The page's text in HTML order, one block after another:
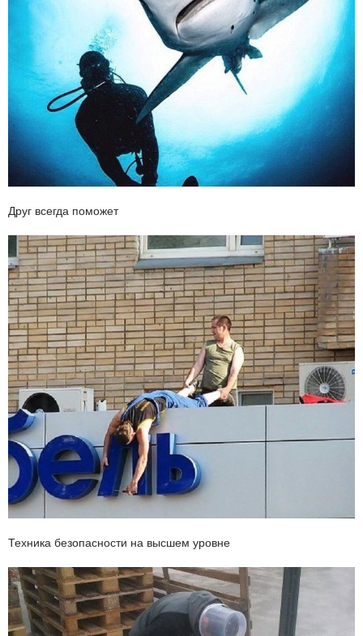
Друг всегда поможет
Техника безопасности на высшем уровне